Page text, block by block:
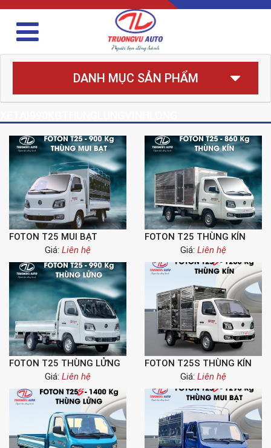
DANH MỤC SẢN PHẨM
FOTON T25 MUI BẠT
Giá: Liên hệ
FOTON T25 THÙNG KÍN
Giá: Liên hệ
FOTON T25 THÙNG LỬNG
Giá: Liên hệ
FOTON T25S THÙNG KÍN
Giá: Liên hệ